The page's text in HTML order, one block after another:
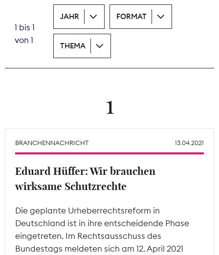
Recht
Tarifpolitik
Theodor-Wolff-Preis
Mitgliederbereich
1 bis 1
von 1
JAHR FORMAT
THEMA
1
BRANCHENNACHRICHT 13.04.2021
Eduard Hüffer: Wir brauchen
wirksame Schutzrechte
Die geplante Urheberrechtsreform in
Deutschland ist in ihre entscheidende Phase
eingetreten. Im Rechtsausschuss des
Bundestags meldeten sich am 12. April 2021